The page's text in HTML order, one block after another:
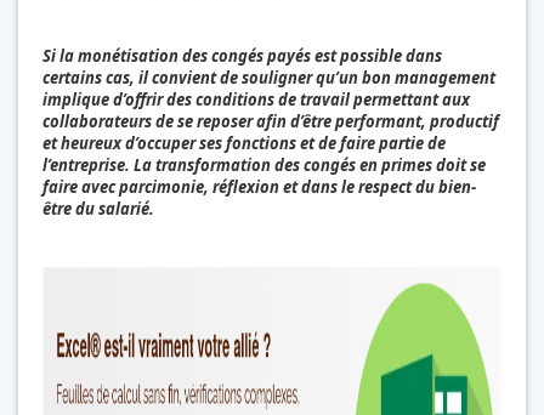
Si la monétisation des congés payés est possible dans
certains cas, il convient de souligner qu’un bon management
implique d’offrir des conditions de travail permettant aux
collaborateurs de se reposer afin d’être performant, productif
et heureux d’occuper ses fonctions et de faire partie de
l’entreprise. La transformation des congés en primes doit se
faire avec parcimonie, réflexion et dans le respect du bien-
être du salarié.